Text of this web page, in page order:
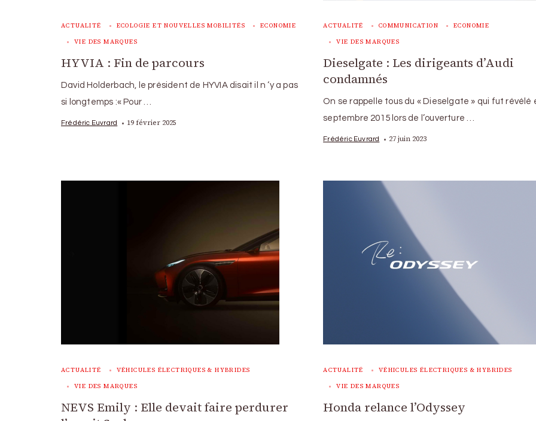
ACTUALITÉ ECOLOGIE ET NOUVELLES MOBILITÉS ECONOMIE
VIE DES MARQUES
HYVIA : Fin de parcours
David Holderbach, le président de HYVIA disait il n ‘y a pas
si longtemps :« Pour …
Frédéric Euvrard 19 février 2025
ACTUALITÉ COMMUNICATION ECONOMIE
VIE DES MARQUES
Dieselgate : Les dirigeants d’Audi
condamnés
On se rappelle tous du « Dieselgate » qui fut révélé
septembre 2015 lors de l’ouverture …
Frédéric Euvrard 27 juin 2023
ACTUALITÉ VÉHICULES ÉLECTRIQUES & HYBRIDES
VIE DES MARQUES
NEVS Emily : Elle devait faire perdurer
ACTUALITÉ VÉHICULES ÉLECTRIQUES & HYBRIDES
VIE DES MARQUES
Honda relance l’Odyssey